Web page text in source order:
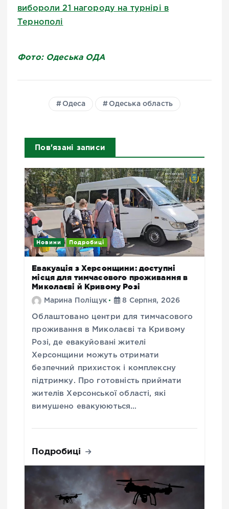
вибороли 21 нагороду на турнірі в
Тернополі
Фото: Одеська ОДА
Одеса Одеська область
Пов'язані записи
Новини Подробиці
Евакуація з Херсонщини: доступні
місця для тимчасового проживання в
Миколаєві й Кривому Розі
Марина Поліщук 8 Серпня, 2026
Облаштовано центри для тимчасового
проживання в Миколаєві та Кривому
Розі, де евакуйовані жителі
Херсонщини можуть отримати
безпечний прихисток і комплексну
підтримку. Про готовність приймати
жителів Херсонської області, які
вимушено евакуюються…
Подробиці